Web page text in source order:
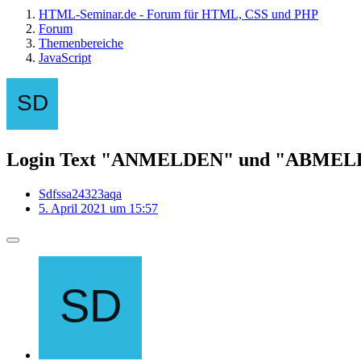
HTML-Seminar.de - Forum für HTML, CSS und PHP
Forum
Themenbereiche
JavaScript
Login Text "ANMELDEN" und
Sdfssa24323aqa
5. April 2021 um 15:57